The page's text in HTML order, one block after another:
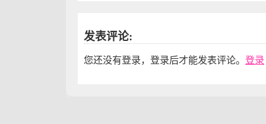
发表评论:
您还没有登录，登录后才能发表评论。 登录